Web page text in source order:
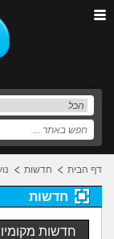
דף הבית חדשות
חדשות
חדשות